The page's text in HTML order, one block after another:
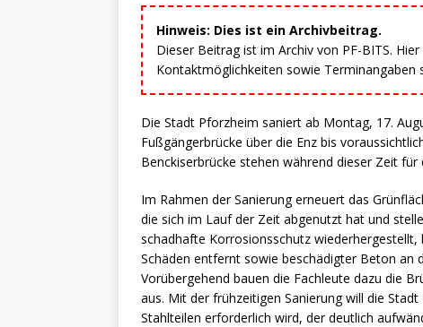
Hinweis: Dies ist ein Archivbeitrag.
Dieser Beitrag ist im Archiv von PF-BITS.
Kontaktmöglichkeiten sowie Terminangaben
Die Stadt Pforzheim saniert ab Montag, 17.
Fußgängerbrücke über die Enz bis
Benckiserbrücke stehen während dieser Zeit
Im Rahmen der Sanierung erneuert das
die sich im Lauf der Zeit abgenutzt hat und
schadhafte Korrosionsschutz
Schäden entfernt sowie beschädigter Beton an
Vorübergehend bauen die Fachleute dazu die
aus. Mit der frühzeitigen Sanierung will die
Stahlteilen erforderlich wird, der deutlich